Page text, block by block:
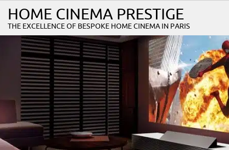
HOME CINEMA PRESTIGE
THE EXCELLENCE OF BESPOKE HOME CINEMA IN PARIS